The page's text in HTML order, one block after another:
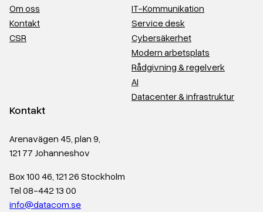
Om oss
Kontakt
CSR
IT-Kommunikation
Service desk
Cybersäkerhet
Modern arbetsplats
Rådgivning & regelverk
AI
Datacenter & infrastruktur
Kontakt
Arenavägen 45, plan 9,
121 77 Johanneshov
Box 100 46, 121 26 Stockholm
Tel 08-442 13 00
info@datacom.se